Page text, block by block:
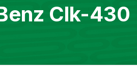
Clk-430